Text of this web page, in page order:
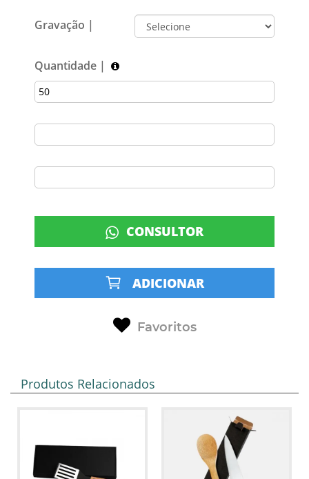
Gravação |
Quantidade |
CONSULTOR
ADICIONAR
Favoritos
Produtos Relacionados